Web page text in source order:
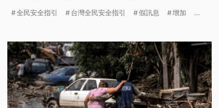
全民安全指引 台灣全民安全指引 假訊息 增加 ...